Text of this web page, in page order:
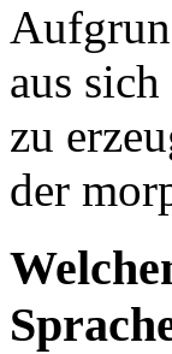
aus
zu
der